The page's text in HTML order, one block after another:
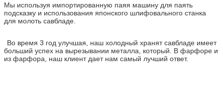
Мы используя импортированную паяя машину для паять
подсказку и использования японского шлифовального станка
для молоть савбладе.
Во время 3 год улучшая, наш холодный хранят савбладе имеет
больший успех на вырезывании металла, который. В фарфоре и
из фарфора, наш клиент дает нам самый лучший ответ.